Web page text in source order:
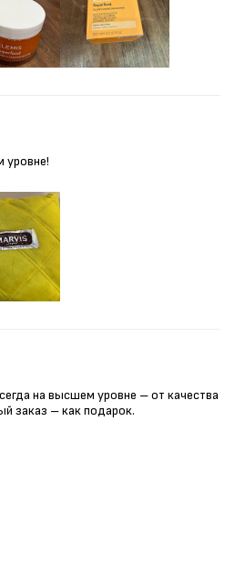
уровне!
на высшем уровне – от качества
заказ – как подарок.